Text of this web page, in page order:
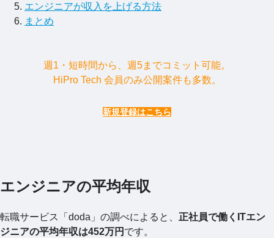
エンジニアが収入を上げる方法
まとめ
週1・短時間から、週5までコミット可能。
HiPro Tech 会員のみ公開案件も多数。
新規登録はこちら
エンジニアの平均年収
転職サービス「doda」の調べによると、 正社員で働くITエン
ジニアの平均年収は452万円 です。